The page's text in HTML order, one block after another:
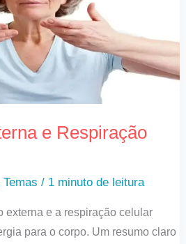
e Respiração
Temas / 1 minuto de leitura
externa e a respiração celular
para o corpo. Um resumo claro